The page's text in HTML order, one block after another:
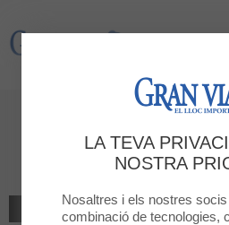
Gran Via 2
DRIM
TORNAR AL LLISTAT
LA TEVA
NOSTRA
Nosaltres i els nostres
combinació de tecnologies,